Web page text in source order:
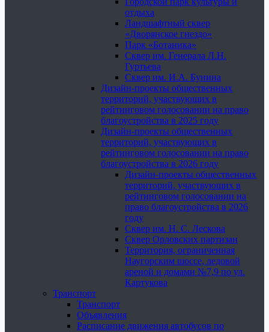
отдыха
Ландшафтный сквер
«Дворянское гнездо»
Парк «Ботаника»
Сквер им. Генерала Л.Н.
Гуртьева
Сквер им. И.А. Бунина
Дизайн-проекты общественных
территорий, участвующих в
рейтинговом голосовании на право
благоустройства в 2025 году
Дизайн-проекты общественных
территорий, участвующих в
рейтинговом голосовании на право
благоустройства в 2026 году
Дизайн-проекты общественных
территорий, участвующих в
рейтинговом голосовании на
право благоустройства в 2026
году
Сквер им. Н. С. Лескова
Сквер Орловских партизан
Территория, ограниченная
Наугорским шоссе, ледовой
ареной и домами №7,9 по ул.
Картукова
Транспорт
Транспорт
Объявления
Расписание движения автобусов по